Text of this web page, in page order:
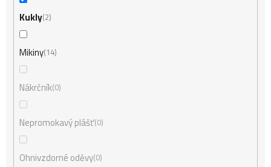
Kukly 2
Mikiny 14
Nákrčník 0
Nepromokavý plášť 0
Ohnivzdorné oděvy 0